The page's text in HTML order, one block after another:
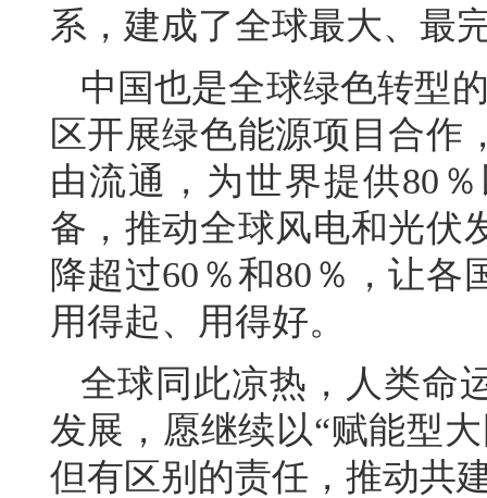
系，建成了全球最大、最
中国也是全球绿色转型
区开展绿色能源项目合作
由流通，为世界提供80
备，推动全球风电和光伏
降超过60％和80％，让
用得起、用得好。
全球同此凉热，人类命
发展，愿继续以“赋能型
但有区别的责任，推动共